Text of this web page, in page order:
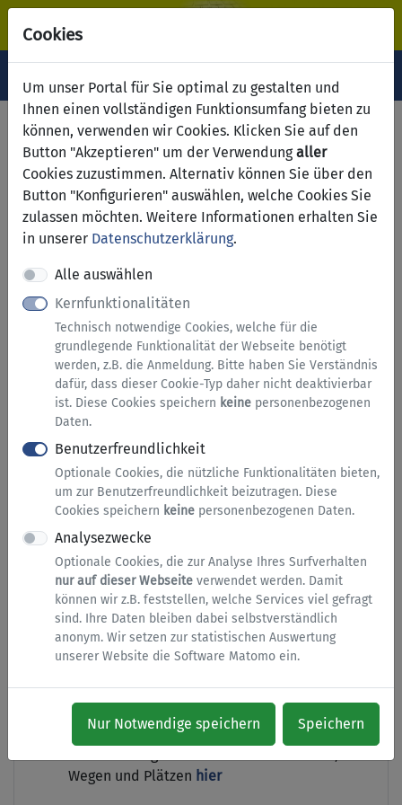
Cookies
Um unser Portal für Sie optimal zu gestalten und
Ihnen einen vollständigen Funktionsumfang bieten zu
können, verwenden wir Cookies. Klicken Sie auf den
Button "Akzeptieren" um der Verwendungaller
Cookies zuzustimmen. Alternativ können Sie über den
Button "Konfigurieren" auswählen, welche Cookies Sie
zulassen möchten. Weitere Informationen erhalten Sie
in unserer Datenschutzerklärung.
Alle auswählen
Kernfunktionalitäten
Technisch notwendige Cookies, welche für die
grundlegende Funktionalität der Webseite benötigt
werden, z.B. die Anmeldung. Bitte haben Sie Verständnis
dafür, dass dieser Cookie-Typ daher nicht deaktivierbar
ist. Diese Cookies speichern keine personenbezogenen
Daten.
Benutzerfreundlichkeit
Optionale Cookies, die nützliche Funktionalitäten bieten,
um zur Benutzerfreundlichkeit beizutragen. Diese
Cookies speichern keine personenbezogenen Daten.
Analysezwecke
Optionale Cookies, die zur Analyse Ihres Surfverhalten
nur auf dieser Webseite verwendet werden. Damit
können wir z.B. feststellen, welche Services viel gefragt
sind. Ihre Daten bleiben dabei selbstverständlich
anonym. Wir setzen zur statistischen Auswertung
unserer Website die Software Matomo ein.
Nur Notwendige speichern Speichern
Sondernutzungserlaubnis:
Antrag auf Erteilung einer
Erlaubnis für die
Sondernutzung von
öffentlichen Verkehrsflächen
zur Aufstellung eines
Gerüstes
Hinweise zu diesem Service
organisatorischen Gründen nicht online
einreichbar. Nach dem Ausfüllen am Bildschirm
erhalten Sie eine Druckvorlage, die Sie bitte mit
den nötigen Unterschriften der Stadt
Geseke zuleiten.
Informationen zur Dienstleistung
Arbeitsstellen im Straßenraum
Wegen und Plätzen hier